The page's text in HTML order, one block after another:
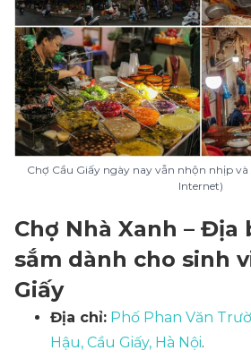
Chợ Cầu Giấy ngày nay vẫn nhộn nhịp
Internet)
Chợ Nhà Xanh – Địa
sắm dành cho sinh
Giấy
Địa chỉ: Phố Phan Văn
Hậu, Cầu Giấy, Hà Nội.